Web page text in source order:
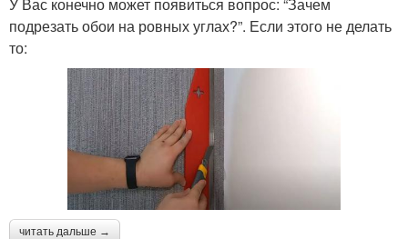
подрезать обои на ровных углах?”. Если этого не делать
то:
читать дальше →